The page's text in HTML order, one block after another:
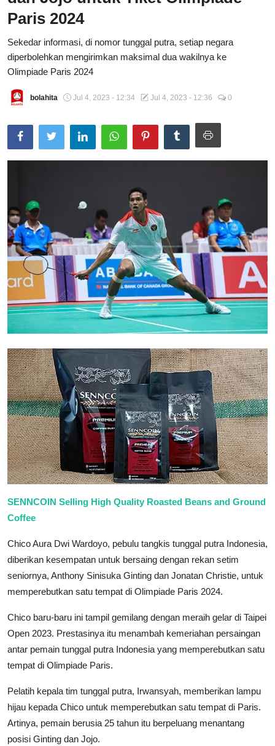
Total Sports
Contact
Pedoman Media Siber
Paris 2024
Sekedar informasi, di nomor tunggal putra, setiap negara
diperbolehkan mengirimkan maksimal dua wakilnya ke
Olimpiade Paris 2024
bolahita Jul 4, 2023 - 12:34 Jul 4, 2023 - 12:36 0
SENNCOIN Selling High Quality Roasted Beans and Ground
Coffee
Chico Aura Dwi Wardoyo, pebulu tangkis tunggal putra Indonesia,
diberikan kesempatan untuk bersaing dengan rekan setim
seniornya, Anthony Sinisuka Ginting dan Jonatan Christie, untuk
memperebutkan satu tempat di Olimpiade Paris 2024.
Chico baru-baru ini tampil gemilang dengan meraih gelar di Taipei
Open 2023. Prestasinya itu menambah kemeriahan persaingan
antar pemain tunggal putra Indonesia yang memperebutkan satu
tempat di Olimpiade Paris.
Pelatih kepala tim tunggal putra, Irwansyah, memberikan lampu
hijau kepada Chico untuk memperebutkan satu tempat di Paris.
Artinya, pemain berusia 25 tahun itu berpeluang menantang
posisi Ginting dan Jojo.